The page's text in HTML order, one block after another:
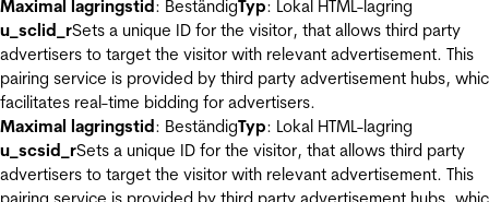
Maximal lagringstid: BeständigTyp: Lokal HTML-lagring
u_sclid_rSets a unique ID for the visitor, that allows third party
advertisers to target the visitor with relevant advertisement. This
pairing service is provided by third party advertisement hubs,
facilitates real-time bidding for advertisers.
Maximal lagringstid: BeständigTyp: Lokal HTML-lagring
u_scsid_rSets a unique ID for the visitor, that allows third party
advertisers to target the visitor with relevant advertisement. This